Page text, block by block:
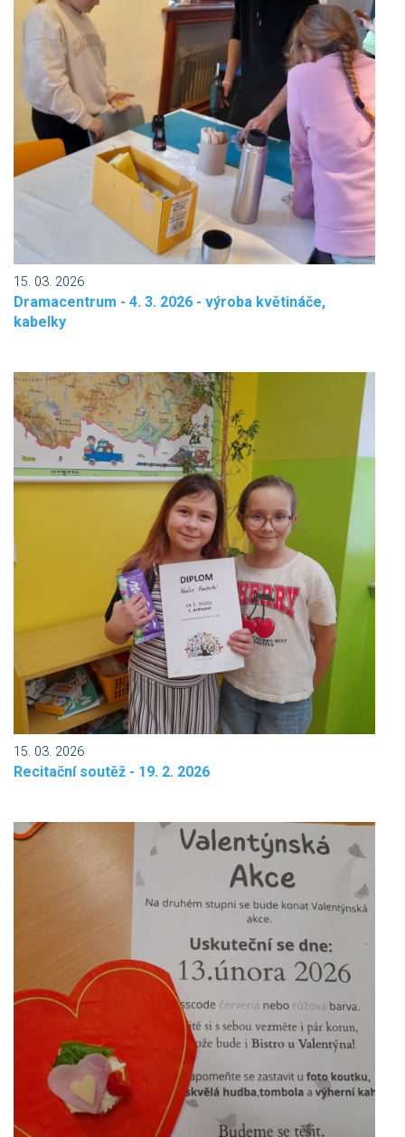
15. 03. 2026
Dramacentrum - 4. 3. 2026 - výroba květináče,
kabelky
15. 03. 2026
Recitační soutěž - 19. 2. 2026